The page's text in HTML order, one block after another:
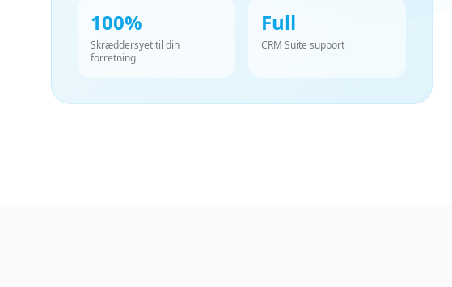
100%
Skræddersyet til din
forretning
Full
CRM Suite support